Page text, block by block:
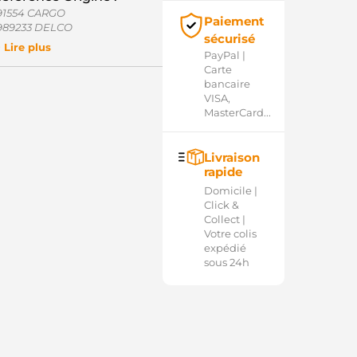
CARGO
DELCO
4100 DENSO
AS-PL
ELECTROLOG
Lire plus
Paiement
sécurisé
PayPal |
Carte
bancaire
VISA,
MasterCard...
Livraison
rapide
Domicile |
Click &
Collect |
Votre colis
expédié
sous 24h